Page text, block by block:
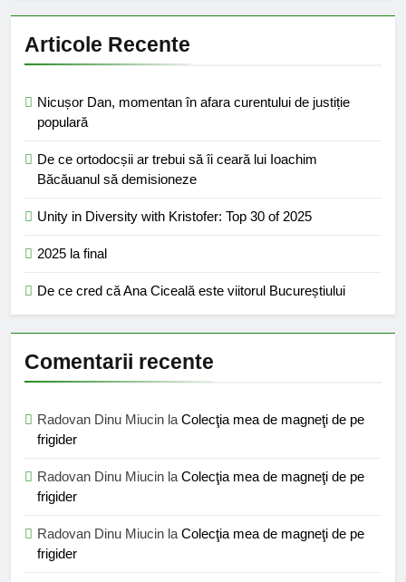
Articole Recente
Nicușor Dan, momentan în afara curentului de justiție
populară
De ce ortodocșii ar trebui să îi ceară lui Ioachim
Băcăuanul să demisioneze
Unity in Diversity with Kristofer: Top 30 of 2025
2025 la final
De ce cred că Ana Ciceală este viitorul Bucureștiului
Comentarii recente
Radovan Dinu Miucin la Colecţia mea de magneţi de pe
frigider
Radovan Dinu Miucin la Colecţia mea de magneţi de pe
frigider
Radovan Dinu Miucin la Colecţia mea de magneţi de pe
frigider